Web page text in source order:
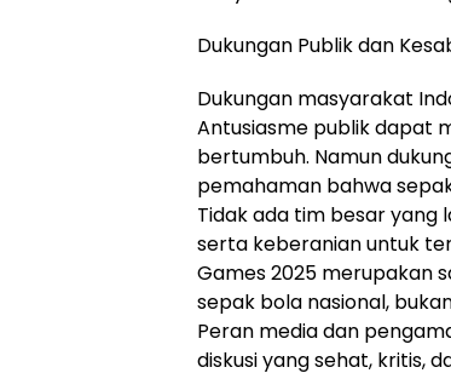
Dukungan Publik dan
Dukungan masyarakat
Antusiasme publik dapat
bertumbuh. Namun
pemahaman bahwa
Tidak ada tim besar yang
serta keberanian untuk
Games 2025 merupakan
sepak bola nasional,
Peran media dan
diskusi yang sehat, kritis,